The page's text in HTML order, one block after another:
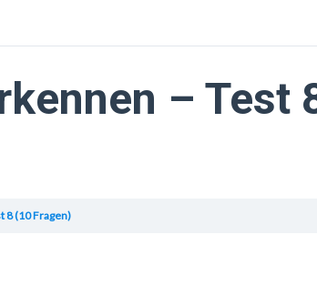
– Test
8 (10 Fragen)